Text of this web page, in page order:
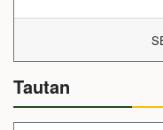
Tautan